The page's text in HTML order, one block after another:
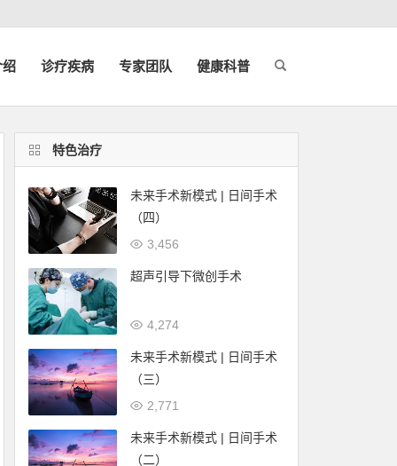
绍 诊疗疾病 专家团队 健康科普
特色治疗
未来手术新模式 | 日间手术
（四）
3,456
超声引导下微创手术
4,274
未来手术新模式 | 日间手术
（三）
2,771
未来手术新模式 | 日间手术
（二）